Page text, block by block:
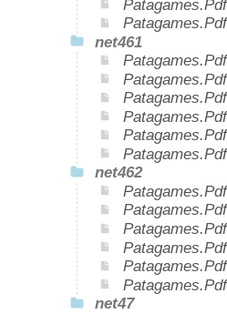
net461
net462
net47